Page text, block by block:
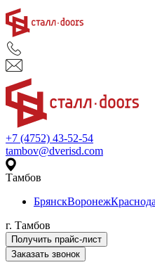
+7 (4752) 43-52-54
tambov@dverisd.com
Тамбов
БрянскВоронеж
г. Тамбов
Получить прайс-лист
Заказать звонок